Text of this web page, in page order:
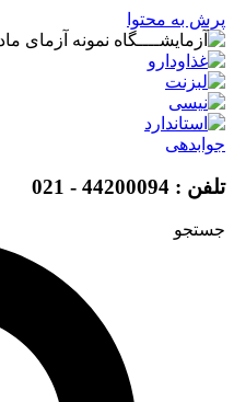
پرش به محتوا
جوابدهی
تلفن : 44200094 - 021
جستجو